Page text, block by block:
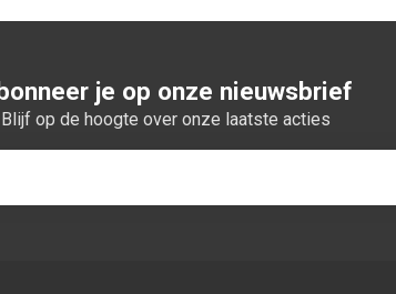
je op onze nieuwsbrief
Blijf op de hoogte over onze laatste acties